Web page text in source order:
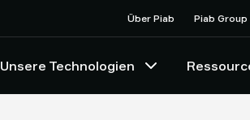
Über Piab Piab Group
Unsere Technologien